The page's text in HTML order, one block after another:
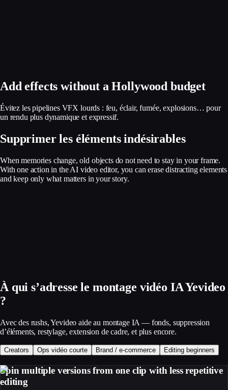
Add effects without a Hollywood budget
Évitez les pipelines VFX lourds : feu, éclair, fumée, explosions… pour
un rendu plus dynamique et expressif.
Supprimer les éléments indésirables
When memories change, old objects do not need to stay in your frame.
With one action in the AI video editor, you can erase distracting elements
and keep only what matters in your story.
À qui s’adresse le montage vidéo IA Yevideo
?
Avec des rushs, Yevideo aide au montage IA — fonds, suppression
d’éléments, restylage, extension de cadre, et plus encore.
Creators Ops vidéo courte Brand / e‑commerce Editing beginners
Spin multiple versions from one clip with less repetitive
editing